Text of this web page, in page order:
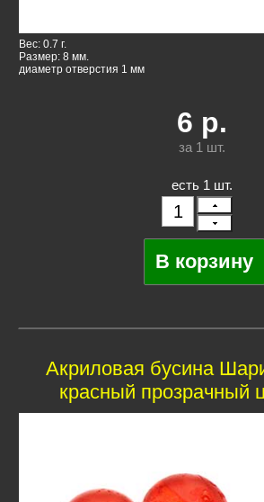
Вес: 0.7 г.
Размер: 8 мм.
диаметр отверстия 1 мм
6 р.
за 1 шт.
есть 1 шт.
Акриловая бусина
красный прозрачный